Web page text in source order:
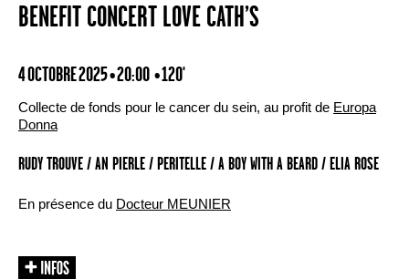
BENEFIT CONCERT LOVE CATH’S
4 OCTOBRE 2025 • 20:00 • 120'
Collecte de fonds pour le cancer du sein, au profit de Europa
Donna
RUDY TROUVE / AN PIERLE / PERITELLE / A BOY WITH A BEARD / ELIA ROSE
En présence du Docteur MEUNIER